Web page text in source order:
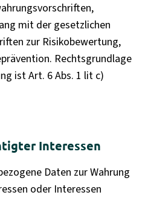
mit der gesetzlichen
zur Risikobewertung,
Rechtsgrundlage
ist Art. 6 Abs. 1 lit c)
Interessen
Daten zur Wahrung
oder Interessen